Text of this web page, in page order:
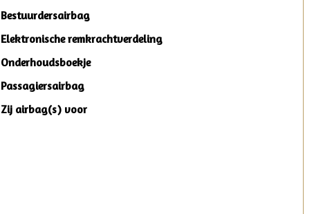
Bestuurdersairbag
Elektronische remkrachtverdeling
Onderhoudsboekje
Passagiersairbag
Zij airbag(s) voor